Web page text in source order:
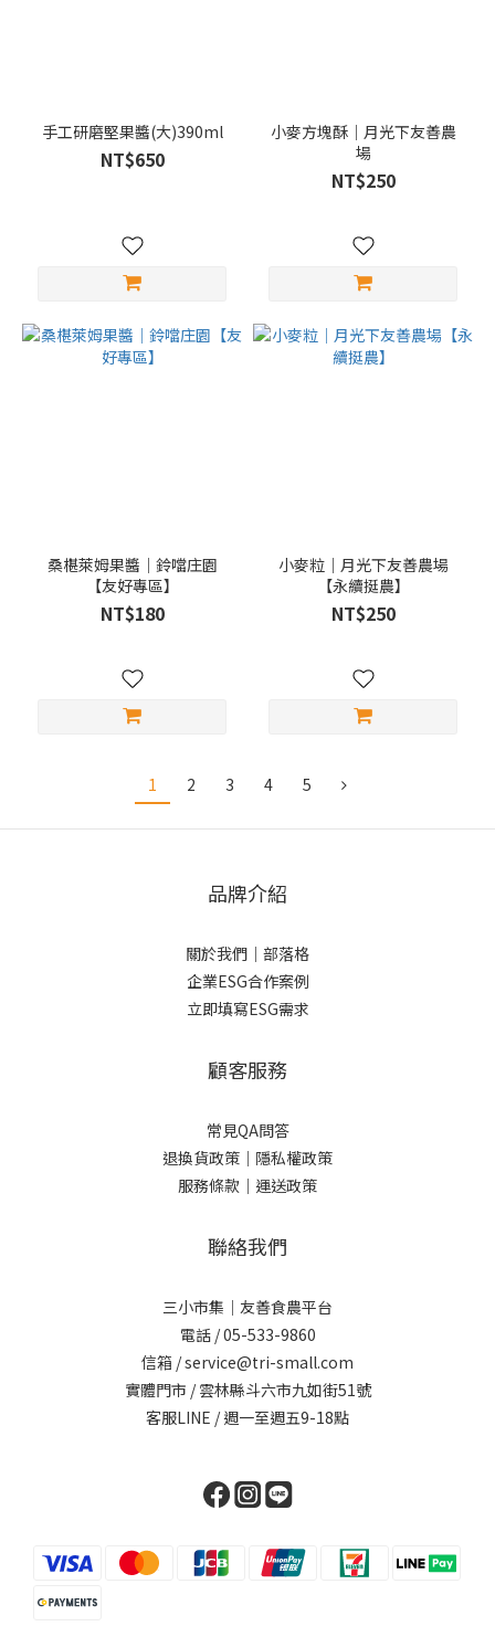
手工研磨堅果醬(大)390ml
NT$650
小麥方塊酥｜月光下友善農
場
NT$250
桑椹萊姆果醬｜鈴噹庄園
【友好專區】
NT$180
小麥粒｜月光下友善農場
【永續挺農】
NT$250
1 2 3 4 5
品牌介紹
關於我們 ｜ 部落格
企業ESG合作案例
立即填寫ESG需求
顧客服務
常見QA問答
退換貨政策｜ 隱私權政策
服務條款｜ 運送政策
聯絡我們
三小市集｜友善食農平台
電話 / 05-533-9860
信箱 / service@tri-small.com
實體門市 / 雲林縣斗六市九如街51號
客服LINE / 週一至週五9-18點